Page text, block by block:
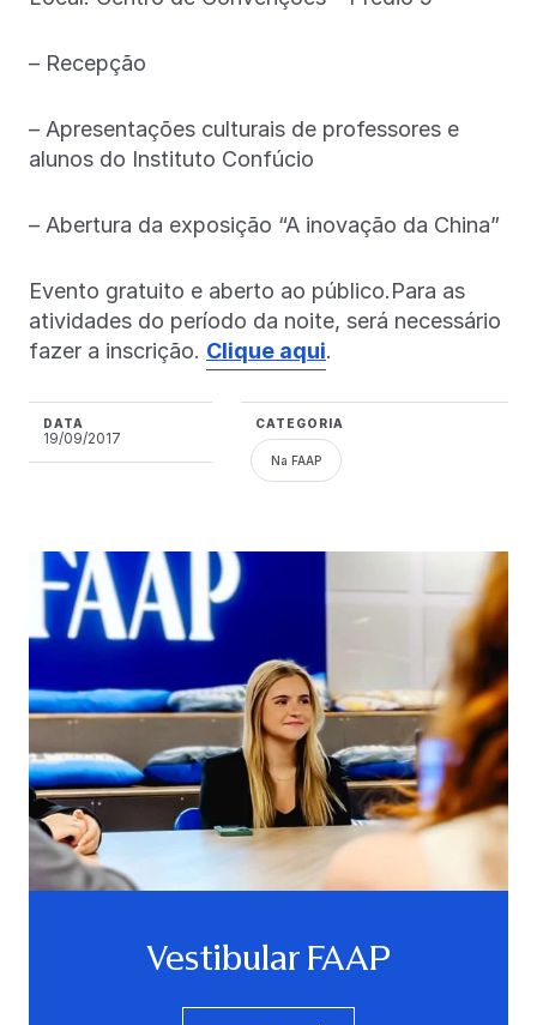
– Recepção
– Apresentações culturais de professores e
alunos do Instituto Confúcio
– Abertura da exposição “A inovação da China”
Evento gratuito e aberto ao público.Para as
atividades do período da noite, será necessário
fazer a inscrição. Clique aqui.
DATA
19/09/2017
CATEGORIA
Na FAAP
Vestibular FAAP